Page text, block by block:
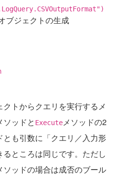
ジェクトの生成
クトからクエリを実行するメ
ソッドと Executeメソッドの2
も引数に「クエリ／入力形
ところは同じです。ただし
ソッドの場合は成否のブール